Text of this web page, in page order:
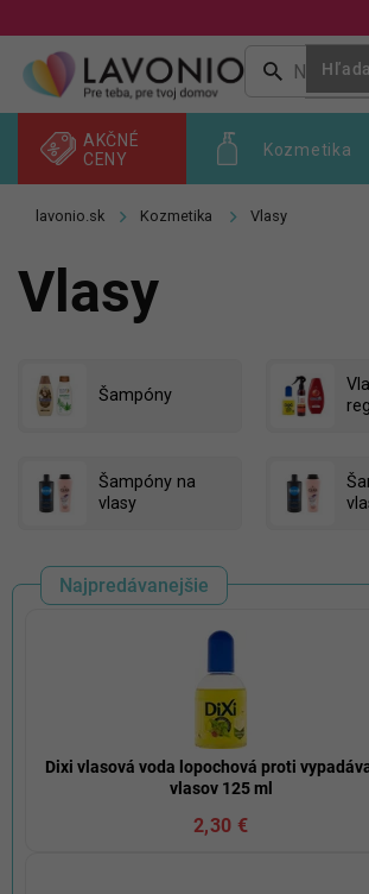
na
obsah
Kozmetika
AKČNÉ
CENY
Kozmetika Vlasy
Vlasy
Šampóny
Šampóny na
vlasy
Najpredávanejšie
Dixi vlasová voda lopochová proti
vlasov 125 ml
2,30 €